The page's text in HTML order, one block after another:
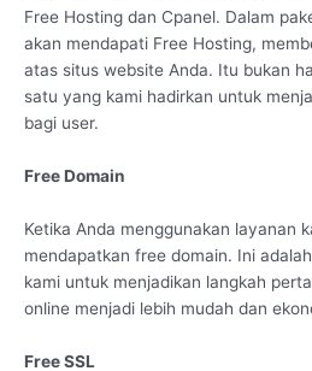
Free Hosting dan Cpanel. Dalam
akan mendapati Free Hosting,
atas situs website Anda. Itu bukan
satu yang kami hadirkan untuk
bagi user.
Free Domain
Ketika Anda menggunakan layanan
mendapatkan free domain. Ini
kami untuk menjadikan langkah
online menjadi lebih mudah dan
Free SSL